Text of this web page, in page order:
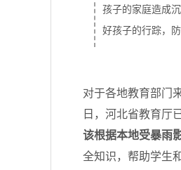
孩子的家庭造成
好孩子的行踪，
对于各地教育部门
日，河北省教育厅
该根据本地受暴雨
全知识，帮助学生